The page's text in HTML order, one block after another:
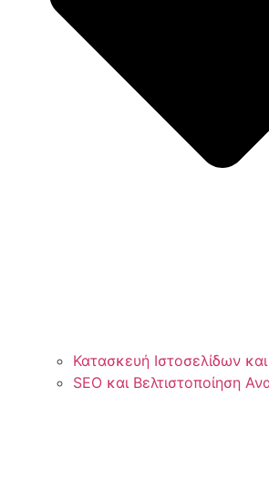
Κατασκευή Ιστοσελίδων
SEO και Βελτιστοποίηση